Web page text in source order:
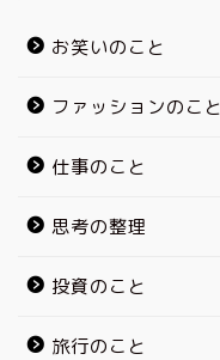
お笑いのこと
ファッションのこと
仕事のこと
思考の整理
投資のこと
旅行のこと